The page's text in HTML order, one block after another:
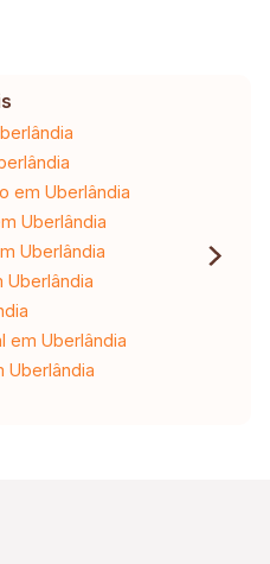
em Uberlândia
Uberlândia
Uberlândia
Uberlândia
em Uberlândia
Uberlândia